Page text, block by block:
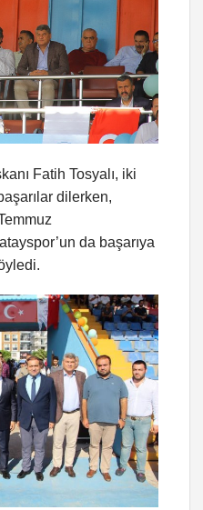
Fatih Tosyalı, iki
dilerken,
da başarıya